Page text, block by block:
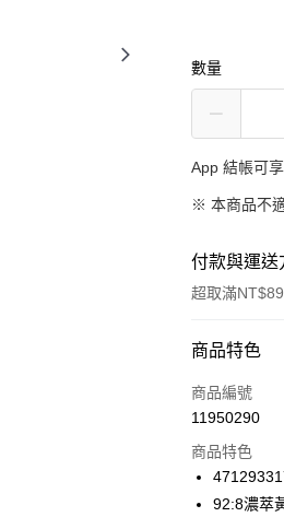
數量
App 結帳可
※ 本商品不
付款與運送
超取滿
付款方式
信用卡一次付
合作金庫
超商取貨付款
商品特色
商品編號
11950290
商品特色
92:8濃萃